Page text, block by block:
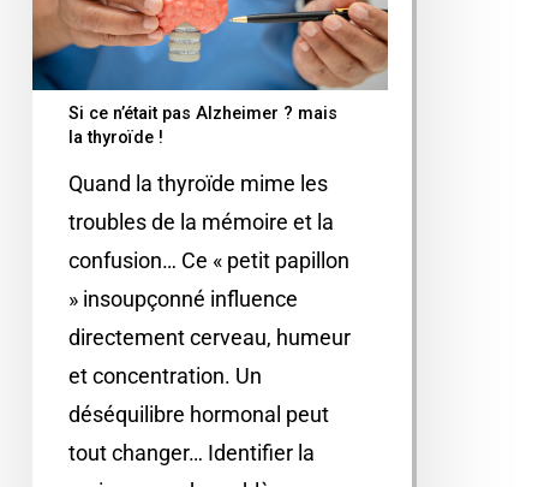
Si ce n’était pas Alzheimer ? mais
la thyroïde !
Quand la thyroïde mime les
troubles de la mémoire et la
confusion… Ce « petit papillon
» insoupçonné influence
directement cerveau, humeur
et concentration. Un
déséquilibre hormonal peut
tout changer… Identifier la